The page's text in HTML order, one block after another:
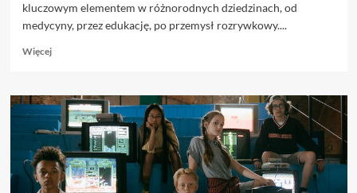
kluczowym elementem w różnorodnych dziedzinach, od
medycyny, przez edukację, po przemysł rozrywkowy....
WięcejDowiedz
o
Przełomowe
osiągnięcia
sztucznej
inteligencji:
Jak